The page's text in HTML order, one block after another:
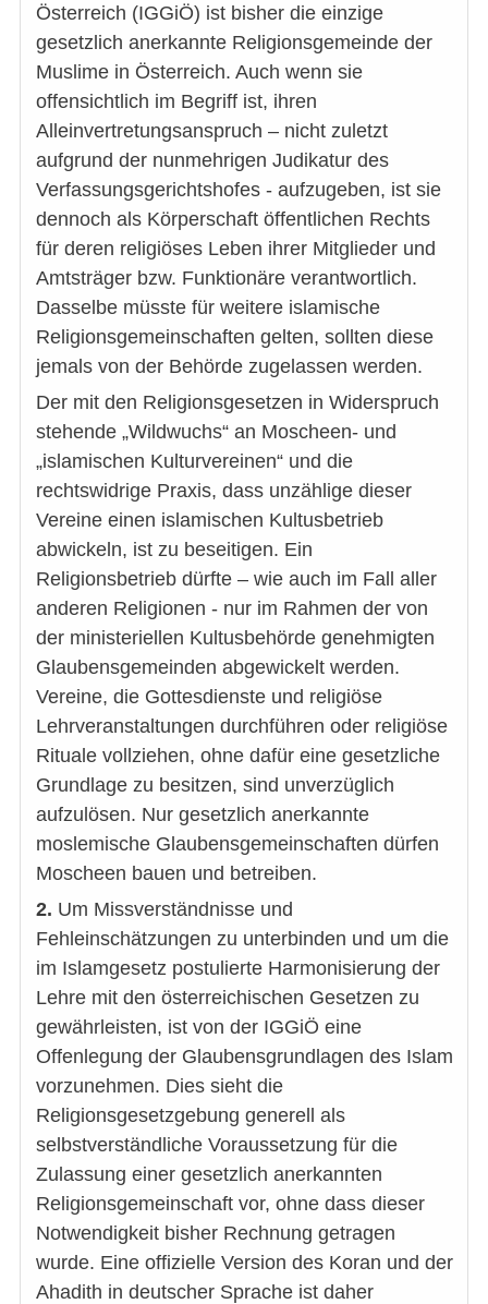
Österreich (IGGiÖ) ist bisher die einzige
gesetzlich anerkannte Religionsgemeinde der
Muslime in Österreich. Auch wenn sie
offensichtlich im Begriff ist, ihren
Alleinvertretungsanspruch – nicht zuletzt
aufgrund der nunmehrigen Judikatur des
Verfassungsgerichtshofes - aufzugeben, ist sie
dennoch als Körperschaft öffentlichen Rechts
für deren religiöses Leben ihrer Mitglieder und
Amtsträger bzw. Funktionäre verantwortlich.
Dasselbe müsste für weitere islamische
Religionsgemeinschaften gelten, sollten diese
jemals von der Behörde zugelassen werden.
Der mit den Religionsgesetzen in Widerspruch
stehende „Wildwuchs“ an Moscheen- und
„islamischen Kulturvereinen“ und die
rechtswidrige Praxis, dass unzählige dieser
Vereine einen islamischen Kultusbetrieb
abwickeln, ist zu beseitigen. Ein
Religionsbetrieb dürfte – wie auch im Fall aller
anderen Religionen - nur im Rahmen der von
der ministeriellen Kultusbehörde genehmigten
Glaubensgemeinden abgewickelt werden.
Vereine, die Gottesdienste und religiöse
Lehrveranstaltungen durchführen oder religiöse
Rituale vollziehen, ohne dafür eine gesetzliche
Grundlage zu besitzen, sind unverzüglich
aufzulösen. Nur gesetzlich anerkannte
moslemische Glaubensgemeinschaften dürfen
Moscheen bauen und betreiben.
2. Um Missverständnisse und
Fehleinschätzungen zu unterbinden und um die
im Islamgesetz postulierte Harmonisierung der
Lehre mit den österreichischen Gesetzen zu
gewährleisten, ist von der IGGiÖ eine
Offenlegung der Glaubensgrundlagen des Islam
vorzunehmen. Dies sieht die
Religionsgesetzgebung generell als
selbstverständliche Voraussetzung für die
Zulassung einer gesetzlich anerkannten
Religionsgemeinschaft vor, ohne dass dieser
Notwendigkeit bisher Rechnung getragen
wurde. Eine offizielle Version des Koran und der
Ahadith in deutscher Sprache ist daher